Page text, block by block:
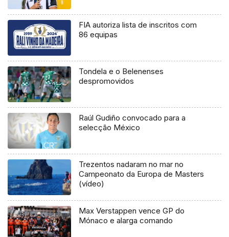
FIA autoriza lista de inscritos com
86 equipas
Tondela e o Belenenses
despromovidos
Raúl Gudiño convocado para a
selecção México
Trezentos nadaram no mar no
Campeonato da Europa de Masters
(vídeo)
Max Verstappen vence GP do
Mónaco e alarga comando